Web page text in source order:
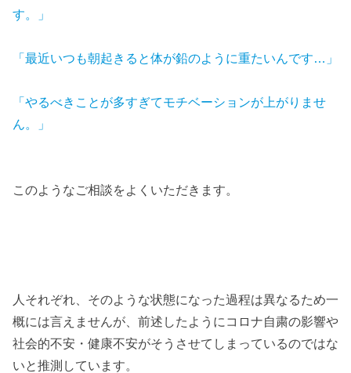
す。」
「最近いつも朝起きると体が鉛のように重たいんです…」
「やるべきことが多すぎてモチベーションが上がりませ
ん。」
このようなご相談をよくいただきます。
人それぞれ、そのような状態になった過程は異なるため一
概には言えませんが、前述したようにコロナ自粛の影響や
社会的不安・健康不安がそうさせてしまっているのではな
いと推測しています。